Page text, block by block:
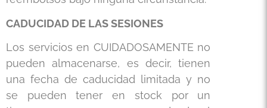
CADUCIDAD DE LAS SESIONES
Los servicios en CUIDADOSAMENTE no
pueden almacenarse, es decir, tienen
una fecha de caducidad limitada y no
se pueden tener en stock por un